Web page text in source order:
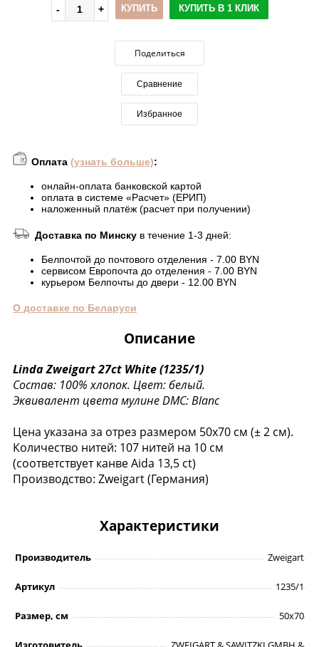
КУПИТЬ КУПИТЬ В 1 КЛИК
Поделиться
Сравнение
Избранное
Оплата (узнать больше):
онлайн-оплата банковской картой
оплата в системе «Расчет» (ЕРИП)
наложенный платёж (расчет при получении)
Доставка по Минску в течение 1-3 дней:
Белпочтой до почтового отделения - 7.00 BYN
сервисом Европочта до отделения - 7.00 BYN
курьером Белпочты до двери - 12.00 BYN
О доставке по Беларуси
Описание
Linda Zweigart 27ct White (1235/1)
Состав: 100% хлопок. Цвет: белый.
Эквивалент цвета мулине DMC: Blanc
Цена указана за отрез размером 50х70 см (± 2 см).
Количество нитей: 107 нитей на 10 см
(соответствует канве Aida 13,5 ct)
Производство: Zweigart (Германия)
Характеристики
Производитель Zweigart
Артикул 1235/1
Размер, см 50х70